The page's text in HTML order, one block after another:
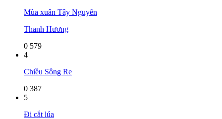
Mùa xuân Tây Nguyên
Thanh Hương
0 579
4
Chiều Sông Re
0 387
5
Đi cắt lúa